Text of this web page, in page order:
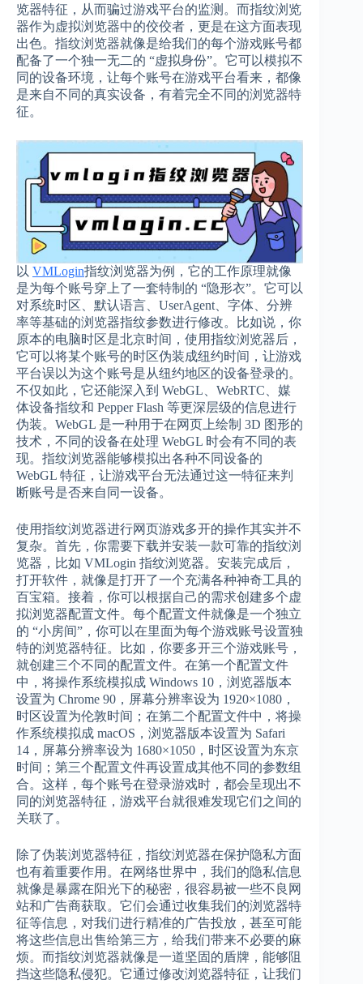
览器特征，从而骗过游戏平台的监测。而指纹浏览
器作为虚拟浏览器中的佼佼者，更是在这方面表现
出色。指纹浏览器就像是给我们的每个游戏账号都
配备了一个独一无二的 “虚拟身份”。它可以模拟不
同的设备环境，让每个账号在游戏平台看来，都像
是来自不同的真实设备，有着完全不同的浏览器特
征。
以 VMLogin指纹浏览器为例，它的工作原理就像
是为每个账号穿上了一套特制的 “隐形衣”。它可以
对系统时区、默认语言、UserAgent、字体、分辨
率等基础的浏览器指纹参数进行修改。比如说，你
原本的电脑时区是北京时间，使用指纹浏览器后，
它可以将某个账号的时区伪装成纽约时间，让游戏
平台误以为这个账号是从纽约地区的设备登录的。
不仅如此，它还能深入到 WebGL、WebRTC、媒
体设备指纹和 Pepper Flash 等更深层级的信息进行
伪装。WebGL 是一种用于在网页上绘制 3D 图形的
技术，不同的设备在处理 WebGL 时会有不同的表
现。指纹浏览器能够模拟出各种不同设备的
WebGL 特征，让游戏平台无法通过这一特征来判
断账号是否来自同一设备。
使用指纹浏览器进行网页游戏多开的操作其实并不
复杂。首先，你需要下载并安装一款可靠的指纹浏
览器，比如 VMLogin 指纹浏览器。安装完成后，
打开软件，就像是打开了一个充满各种神奇工具的
百宝箱。接着，你可以根据自己的需求创建多个虚
拟浏览器配置文件。每个配置文件就像是一个独立
的 “小房间”，你可以在里面为每个游戏账号设置独
特的浏览器特征。比如，你要多开三个游戏账号，
就创建三个不同的配置文件。在第一个配置文件
中，将操作系统模拟成 Windows 10，浏览器版本
设置为 Chrome 90，屏幕分辨率设为 1920×1080，
时区设置为伦敦时间；在第二个配置文件中，将操
作系统模拟成 macOS，浏览器版本设置为 Safari
14，屏幕分辨率设为 1680×1050，时区设置为东京
时间；第三个配置文件再设置成其他不同的参数组
合。这样，每个账号在登录游戏时，都会呈现出不
同的浏览器特征，游戏平台就很难发现它们之间的
关联了。
除了伪装浏览器特征，指纹浏览器在保护隐私方面
也有着重要作用。在网络世界中，我们的隐私信息
就像是暴露在阳光下的秘密，很容易被一些不良网
站和广告商获取。它们会通过收集我们的浏览器特
征等信息，对我们进行精准的广告投放，甚至可能
将这些信息出售给第三方，给我们带来不必要的麻
烦。而指纹浏览器就像是一道坚固的盾牌，能够阻
挡这些隐私侵犯。它通过修改浏览器特征，让我们